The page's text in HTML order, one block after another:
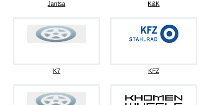
Jantsa K&K
K7 KFZ